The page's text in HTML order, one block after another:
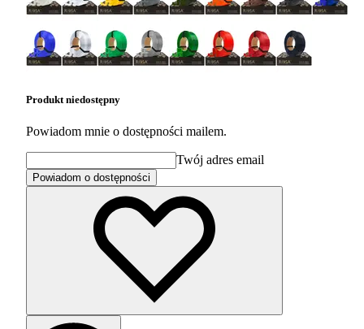
Produkt niedostępny
Powiadom mnie o dostępności mailem.
Twój adres email
Powiadom o dostępności